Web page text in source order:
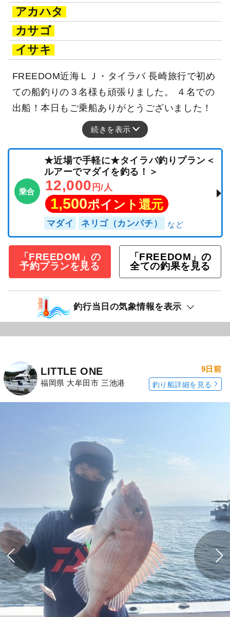
アカハタ
カサゴ
イサキ
FREEDOM近海ＬＪ・タイラバ 長崎旅行で初め
ての船釣りの３名様も頑張りました。 ４名での
出船！本日もご乗船ありがとうございました！
続きを表示
乗合
★近場で手軽に★タイラバ釣りプラン＜
ルアーでマダイを釣る！＞
12,000 円/人
1,500ポイント還元
マダイ ネリゴ（カンパチ）
「FREEDOM」の
予約プランを見る
「FREEDOM」の
全ての釣果を見る
釣行当日の気象情報を表示
LITTLE ONE
福岡県 大牟田市 三池港
9日前
釣り船詳細を見る